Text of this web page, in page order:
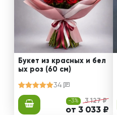
Букет из красных и бел
ых роз (60 см)
34
-3% 3 127 ₽
от 3 033 ₽